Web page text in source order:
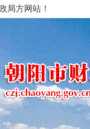
局方网站！